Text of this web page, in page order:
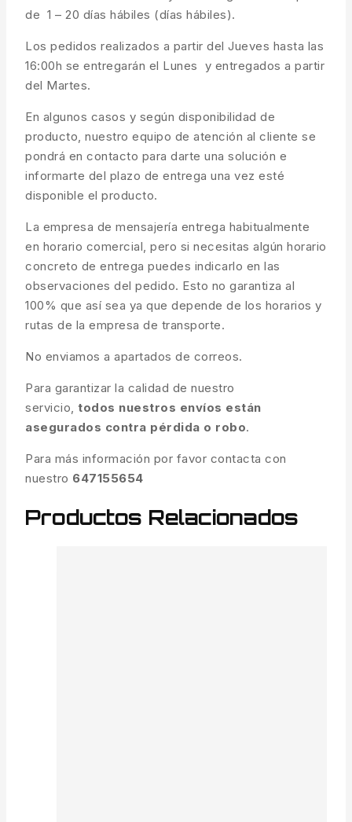
de 1 – 20 días hábiles (días hábiles).
Los pedidos realizados a partir del Jueves hasta las
16:00h se entregarán el Lunes y entregados a partir
del Martes.
En algunos casos y según disponibilidad de
producto, nuestro equipo de atención al cliente se
pondrá en contacto para darte una solución e
informarte del plazo de entrega una vez esté
disponible el producto.
La empresa de mensajería entrega habitualmente
en horario comercial, pero si necesitas algún horario
concreto de entrega puedes indicarlo en las
observaciones del pedido. Esto no garantiza al
100% que así sea ya que depende de los horarios y
rutas de la empresa de transporte.
No enviamos a apartados de correos.
Para garantizar la calidad de nuestro
servicio, todos nuestros envíos están
asegurados contra pérdida o robo.
Para más información por favor contacta con
nuestro 647155654
Productos Relacionados